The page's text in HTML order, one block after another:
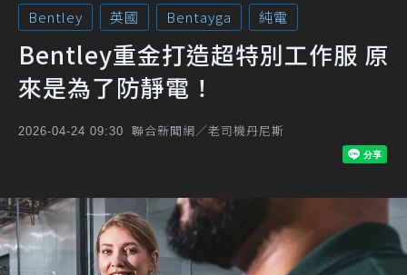
Bentley 英國 Bentayga 純電
Bentley重金打造超特別工作服 原
來是為了防靜電！
2026-04-24 09:30 聯合新聞網／老司機丹尼斯